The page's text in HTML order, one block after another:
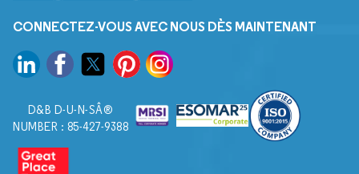
CONNECTEZ-VOUS AVEC NOUS DÈS MAINTENANT
D&B D-U-N-SÂ®
NUMBER : 85-427-9388